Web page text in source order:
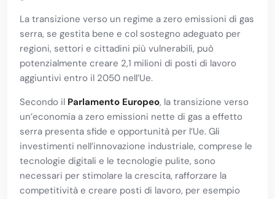
La transizione verso un regime a zero emissioni di gas
serra, se gestita bene e col sostegno adeguato per
regioni, settori e cittadini più vulnerabili, può
potenzialmente creare 2,1 milioni di posti di lavoro
aggiuntivi entro il 2050 nell’Ue.
Secondo il Parlamento Europeo, la transizione verso
un’economia a zero emissioni nette di gas a effetto
serra presenta sfide e opportunità per l’Ue. Gli
investimenti nell’innovazione industriale, comprese le
tecnologie digitali e le tecnologie pulite, sono
necessari per stimolare la crescita, rafforzare la
competitività e creare posti di lavoro, per esempio